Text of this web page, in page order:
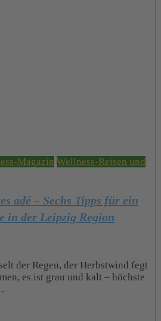
Magazin Wellness-Reisen und
adé – Sechs Tipps für ein
in der Leipzig Region
der Regen, der Herbstwind fegt
es ist grau und kalt – höchste